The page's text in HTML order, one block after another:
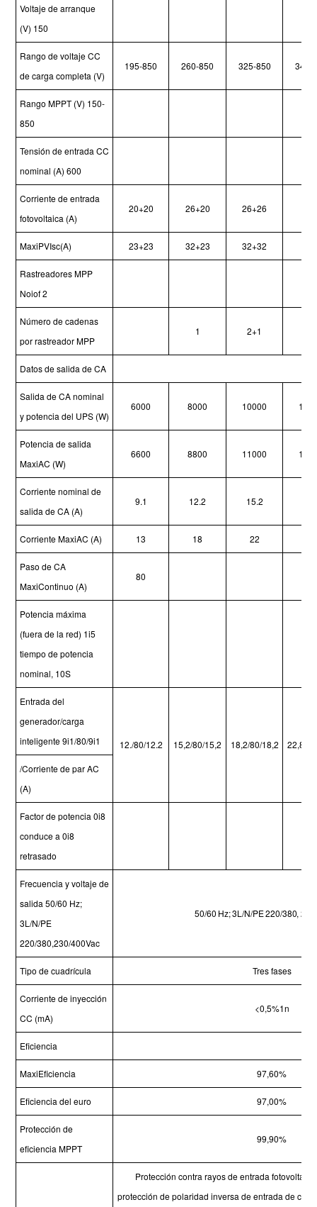
Voltaje de arranque
(V) 150
Rango de voltaje CC
de carga completa (V)
195-850 260-850 325-850 340-
Rango MPPT (V) 150-
850
Tensión de entrada CC
nominal (A) 600
Corriente de entrada
fotovoltaica (A)
20+20 26+20 26+26
MaxiPVIsc(A) 23+23 32+23 32+32
Rastreadores MPP
Noiof 2
Número de cadenas
por rastreador MPP
1 2+1
Datos de salida de CA
Salida de CA nominal
y potencia del UPS (W)
6000 8000 10000
Potencia de salida
MaxiAC (W)
6600 8800 11000
Corriente nominal de
salida de CA (A)
9.1 12.2 15.2
Corriente MaxiAC (A) 13 18 22
Paso de CA
MaxiContinuo (A)
80
Potencia máxima
(fuera de la red) 1i5
tiempo de potencia
nominal, 10S
Entrada del
generador/carga
inteligente 9i1/80/9i1 12./80/12.2 15,2/80/15,2 18,2/80/18,2
22,8/
/Corriente de par AC
(A)
Factor de potencia 0i8
conduce a 0i8
retrasado
Frecuencia y voltaje de
salida 50/60 Hz;
3L/N/PE
220/380,230/400Vac
50/60 Hz;3L/N/PE220/380,
Tipo de cuadrícula Tres fases
Corriente de inyección
CC (mA)
<0,5%1n
Eficiencia
MaxiEficiencia 97,60%
Eficiencia del euro 97,00%
Protección de
eficiencia MPPT
99,90%
Protección contra rayos de entrada
protección de polaridad inversa de entrada de